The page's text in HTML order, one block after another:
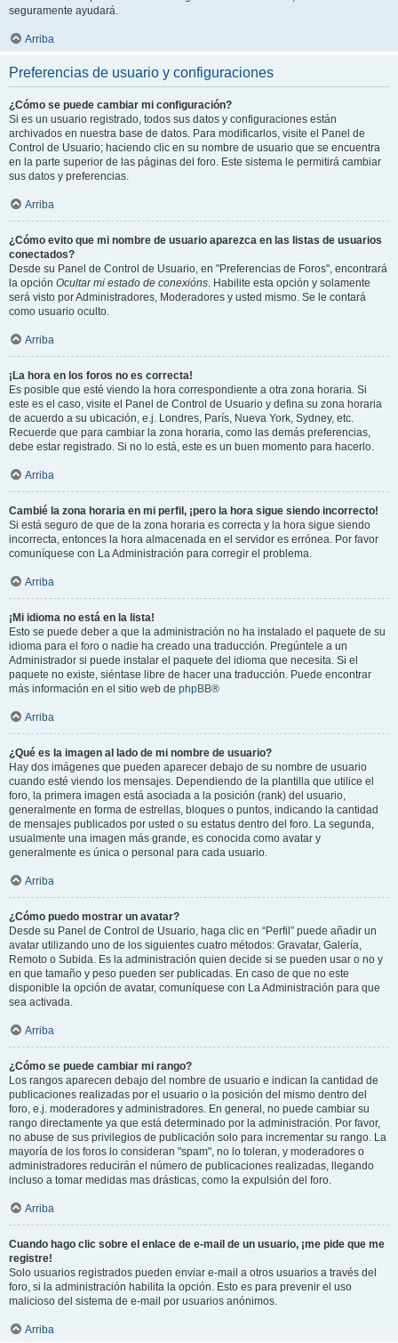
seguramente ayudará.
Arriba
Preferencias de usuario y configuraciones
¿Cómo se puede cambiar mi configuración?
Si es un usuario registrado, todos sus datos y configuraciones están
archivados en nuestra base de datos. Para modificarlos, visite el Panel de
Control de Usuario; haciendo clic en su nombre de usuario que se encuentra
en la parte superior de las páginas del foro. Este sistema le permitirá cambiar
sus datos y preferencias.
Arriba
¿Cómo evito que mi nombre de usuario aparezca en las listas de usuarios
conectados?
Desde su Panel de Control de Usuario, en "Preferencias de Foros", encontrará
la opción Ocultar mi estado de conexións. Habilite esta opción y solamente
será visto por Administradores, Moderadores y usted mismo. Se le contará
como usuario oculto.
Arriba
¡La hora en los foros no es correcta!
Es posible que esté viendo la hora correspondiente a otra zona horaria. Si
este es el caso, visite el Panel de Control de Usuario y defina su zona horaria
de acuerdo a su ubicación, e.j. Londres, París, Nueva York, Sydney, etc.
Recuerde que para cambiar la zona horaria, como las demás preferencias,
debe estar registrado. Si no lo está, este es un buen momento para hacerlo.
Arriba
Cambié la zona horaria en mi perfil, ¡pero la hora sigue siendo incorrecto!
Si está seguro de que de la zona horaria es correcta y la hora sigue siendo
incorrecta, entonces la hora almacenada en el servidor es errónea. Por favor
comuníquese con La Administración para corregir el problema.
Arriba
¡Mi idioma no está en la lista!
Esto se puede deber a que la administración no ha instalado el paquete de su
idioma para el foro o nadie ha creado una traducción. Pregúntele a un
Administrador si puede instalar el paquete del idioma que necesita. Si el
paquete no existe, siéntase libre de hacer una traducción. Puede encontrar
más información en el sitio web de phpBB®
Arriba
¿Qué es la imagen al lado de mi nombre de usuario?
Hay dos imágenes que pueden aparecer debajo de su nombre de usuario
cuando esté viendo los mensajes. Dependiendo de la plantilla que utilice el
foro, la primera imagen está asociada a la posición (rank) del usuario,
generalmente en forma de estrellas, bloques o puntos, indicando la cantidad
de mensajes publicados por usted o su estatus dentro del foro. La segunda,
usualmente una imagen más grande, es conocida como avatar y
generalmente es única o personal para cada usuario.
Arriba
¿Cómo puedo mostrar un avatar?
Desde su Panel de Control de Usuario, haga clic en “Perfil” puede añadir un
avatar utilizando uno de los siguientes cuatro métodos: Gravatar, Galería,
Remoto o Subida. Es la administración quien decide si se pueden usar o no y
en que tamaño y peso pueden ser publicadas. En caso de que no este
disponible la opción de avatar, comuníquese con La Administración para que
sea activada.
Arriba
¿Cómo se puede cambiar mi rango?
Los rangos aparecen debajo del nombre de usuario e indican la cantidad de
publicaciones realizadas por el usuario o la posición del mismo dentro del
foro, e.j. moderadores y administradores. En general, no puede cambiar su
rango directamente ya que está determinado por la administración. Por favor,
no abuse de sus privilegios de publicación solo para incrementar su rango. La
mayoría de los foros lo consideran "spam", no lo toleran, y moderadores o
administradores reducirán el número de publicaciones realizadas, llegando
incluso a tomar medidas mas drásticas, como la expulsión del foro.
Arriba
Cuando hago clic sobre el enlace de e-mail de un usuario, ¡me pide que me
registre!
Solo usuarios registrados pueden enviar e-mail a otros usuarios a través del
foro, si la administración habilita la opción. Esto es para prevenir el uso
malicioso del sistema de e-mail por usuarios anónimos.
Arriba